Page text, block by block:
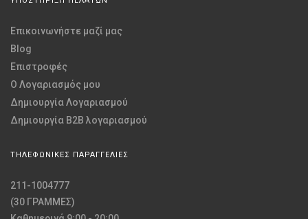
Επικοινωνήστε μαζί μας
Blog
Επιστροφές
O Λογαριασμός μου
Δημιουργία Λογαριασμού
Δημιουργία B2B λογαριασμού
ΤΗΛΕΦΩΝΙΚΕΣ ΠΑΡΑΓΓΕΛΙΕΣ
211-1004777
(30 ΓΡΑΜΜΕΣ)